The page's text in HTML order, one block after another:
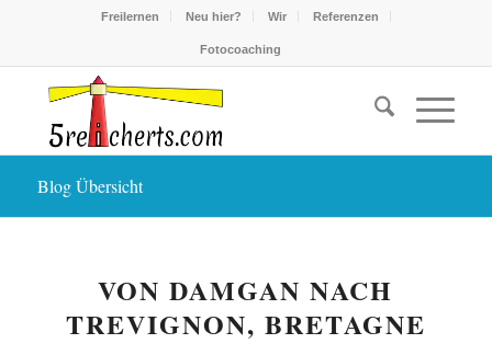
Freilernen Neu hier? Wir Referenzen
Fotocoaching
Blog Übersicht
VON DAMGAN NACH
TREVIGNON, BRETAGNE